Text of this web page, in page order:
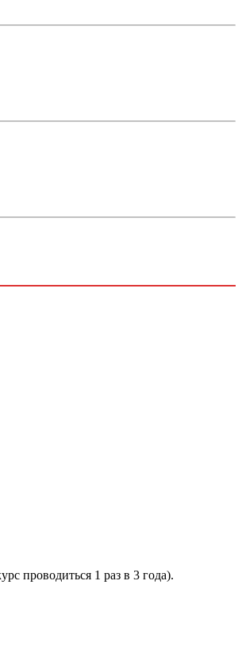
проводиться 1 раз в 3 года).